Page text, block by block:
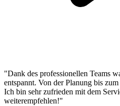
"Dank des professionellen Teams
entspannt. Von der Planung bis
Ich bin sehr zufrieden mit dem
weiterempfehlen!"